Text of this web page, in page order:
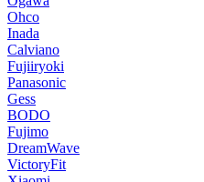
Ohco
Inada
Calviano
Fujiiryoki
Panasonic
Gess
BODO
Fujimo
DreamWave
VictoryFit